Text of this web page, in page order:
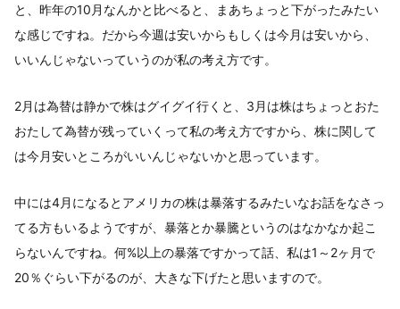
と、昨年の10月なんかと比べると、まあちょっと下がったみたい
な感じですね。だから今週は安いからもしくは今月は安いから、
いいんじゃないっていうのが私の考え方です。
2月は為替は静かで株はグイグイ行くと、3月は株はちょっとおた
おたして為替が残っていくって私の考え方ですから、株に関して
は今月安いところがいいんじゃないかと思っています。
中には4月になるとアメリカの株は暴落するみたいなお話をなさっ
てる方もいるようですが、暴落とか暴騰というのはなかなか起こ
らないんですね。何%以上の暴落ですかって話、私は1～2ヶ月で
20％ぐらい下がるのが、大きな下げたと思いますので。